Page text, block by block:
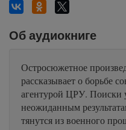
Об аудиокниге
Остросюжетное
рассказывает о борьбе
агентурой ЦРУ. Поиски
неожиданным
тянутся из военного